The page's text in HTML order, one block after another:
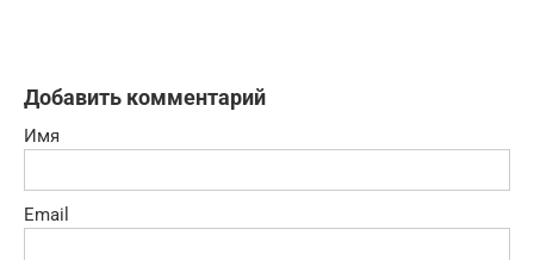
Добавить комментарий
Имя
Email